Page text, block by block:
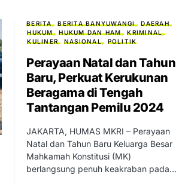
BERITA BERITA BANYUWANGI
DAERAH
HUKUM
HUKUM DAN HAM
KRIMINAL
KULINER
NASIONAL POLITIK
Perayaan Natal dan Tahun
Baru, Perkuat Kerukunan
Beragama di Tengah
Tantangan Pemilu 2024
JAKARTA, HUMAS MKRI – Perayaan
Natal dan Tahun Baru Keluarga Besar
Mahkamah Konstitusi (MK)
berlangsung penuh keakraban pada…